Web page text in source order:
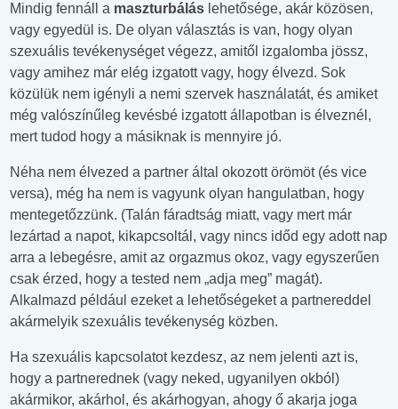
Mindig fennáll a maszturbálás lehetősége, akár közösen,
vagy egyedül is. De olyan választás is van, hogy olyan
szexuális tevékenységet végezz, amitől izgalomba jössz,
vagy amihez már elég izgatott vagy, hogy élvezd. Sok
közülük nem igényli a nemi szervek használatát, és amiket
még valószínűleg kevésbé izgatott állapotban is élveznél,
mert tudod hogy a másiknak is mennyire jó.
Néha nem élvezed a partner által okozott örömöt (és vice
versa), még ha nem is vagyunk olyan hangulatban, hogy
mentegetőzzünk. (Talán fáradtság miatt, vagy mert már
lezártad a napot, kikapcsoltál, vagy nincs időd egy adott nap
arra a lebegésre, amit az orgazmus okoz, vagy egyszerűen
csak érzed, hogy a tested nem „adja meg” magát).
Alkalmazd például ezeket a lehetőségeket a partnereddel
akármelyik szexuális tevékenység közben.
Ha szexuális kapcsolatot kezdesz, az nem jelenti azt is,
hogy a partnerednek (vagy neked, ugyanilyen okból)
akármikor, akárhol, és akárhogyan, ahogy ő akarja joga